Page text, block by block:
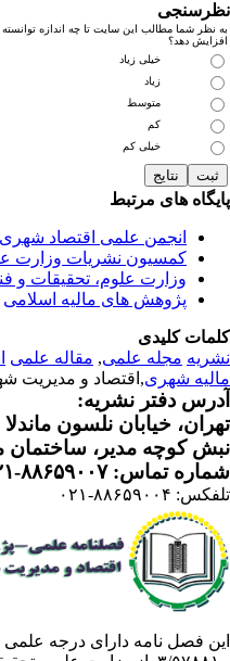
نظر شما مطالب این سایت تا چه اندازه توانسته
دهد؟
خیلی زیاد
زیاد
متوسط
خیلی کم
های مرتبط
انجمن علمی اقتصاد شهری
کمسیون نشریات وزارت
وزارت علوم، تحقیقات و
پژوهش های مالیه اسلامی
کلیدی
مجله علمی, مقاله علمی
شهری ,اقتصاد و مدیریت
دفتر نشریه:
خیابان نلسون ماندلا
کوچه مدیر، ساختمان مدیر - پلاک
تماس: ۸۸۶۵۹۰۰۷-۰۲۱
۸۸۶۵۹۰۰۴-۰۲۱
فصل نامه دارای درجه